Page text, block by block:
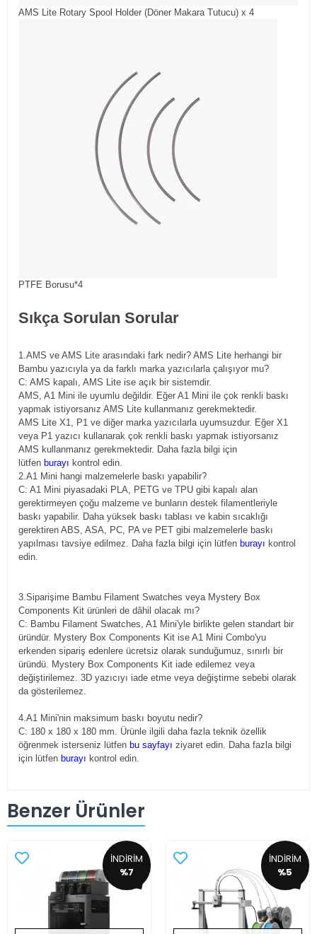
AMS Lite Rotary Spool Holder (Döner Makara Tutucu) x 4
PTFE Borusu*4
Sıkça Sorulan Sorular
1.AMS ve AMS Lite arasındaki fark nedir? AMS Lite herhangi bir
Bambu yazıcıyla ya da farklı marka yazıcılarla çalışıyor mu?
C: AMS kapalı, AMS Lite ise açık bir sistemdir.
AMS, A1 Mini ile uyumlu değildir. Eğer A1 Mini ile çok renkli baskı
yapmak istiyorsanız AMS Lite kullanmanız gerekmektedir.
AMS Lite X1, P1 ve diğer marka yazıcılarla uyumsuzdur. Eğer X1
veya P1 yazıcı kullanarak çok renkli baskı yapmak istiyorsanız
AMS kullanmanız gerekmektedir. Daha fazla bilgi için
lütfen burayı kontrol edin.
2.A1 Mini hangi malzemelerle baskı yapabilir?
C: A1 Mini piyasadaki PLA, PETG ve TPU gibi kapalı alan
gerektirmeyen çoğu malzeme ve bunların destek filamentleriyle
baskı yapabilir. Daha yüksek baskı tablası ve kabin sıcaklığı
gerektiren ABS, ASA, PC, PA ve PET gibi malzemelerle baskı
yapılması tavsiye edilmez. Daha fazla bilgi için lütfen burayı kontrol
edin.
3.Siparişime Bambu Filament Swatches veya Mystery Box
Components Kit ürünleri de dâhil olacak mı?
C: Bambu Filament Swatches, A1 Mini'yle birlikte gelen standart bir
üründür. Mystery Box Components Kit ise A1 Mini Combo'yu
erkenden sipariş edenlere ücretsiz olarak sunduğumuz, sınırlı bir
üründü. Mystery Box Components Kit iade edilemez veya
değiştirilemez. 3D yazıcıyı iade etme veya değiştirme sebebi olarak
da gösterilemez.
4.A1 Mini'nin maksimum baskı boyutu nedir?
C: 180 x 180 x 180 mm. Ürünle ilgili daha fazla teknik özellik
öğrenmek isterseniz lütfen bu sayfayı ziyaret edin. Daha fazla bilgi
için lütfen burayı kontrol edin.
Benzer Ürünler
İNDİRİM
%7
İNDİRİM
%5